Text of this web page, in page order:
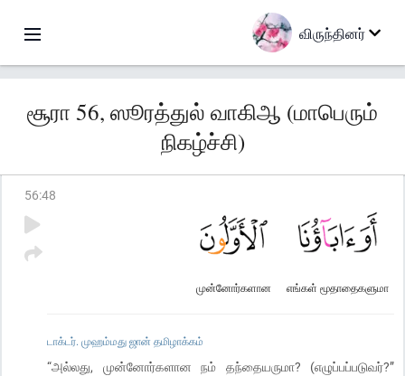
விருந்தினர்
சூரா 56, ஸூரத்துல் வாகிஆ (மாபெரும்
நிகழ்ச்சி)
56:48
எங்கள் மூதாதைகளுமா
முன்னோர்களான
டாக்டர். முஹம்மது ஜான் தமிழாக்கம்
“அல்லது, முன்னோர்களான நம் தந்தையருமா? (எழுப்பப்படுவர்?”